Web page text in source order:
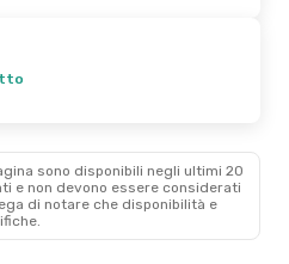
sono disponibili negli ultimi 20
e non devono essere considerati
di notare che disponibilità e